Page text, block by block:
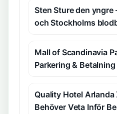
Sten Sture den yngre
och Stockholms
Mall of Scandinavia
Parkering & Betalning
Quality Hotel Arlanda
Behöver Veta Inför